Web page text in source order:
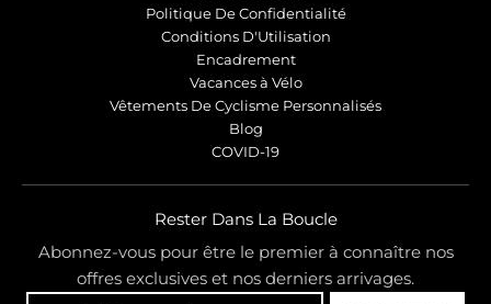
Politique De Confidentialité
Conditions D'Utilisation
Encadrement
Vacances à Vélo
Vêtements De Cyclisme Personnalisés
Blog
COVID-19
Rester Dans La Boucle
Abonnez-vous pour être le premier à connaître nos
offres exclusives et nos derniers arrivages.